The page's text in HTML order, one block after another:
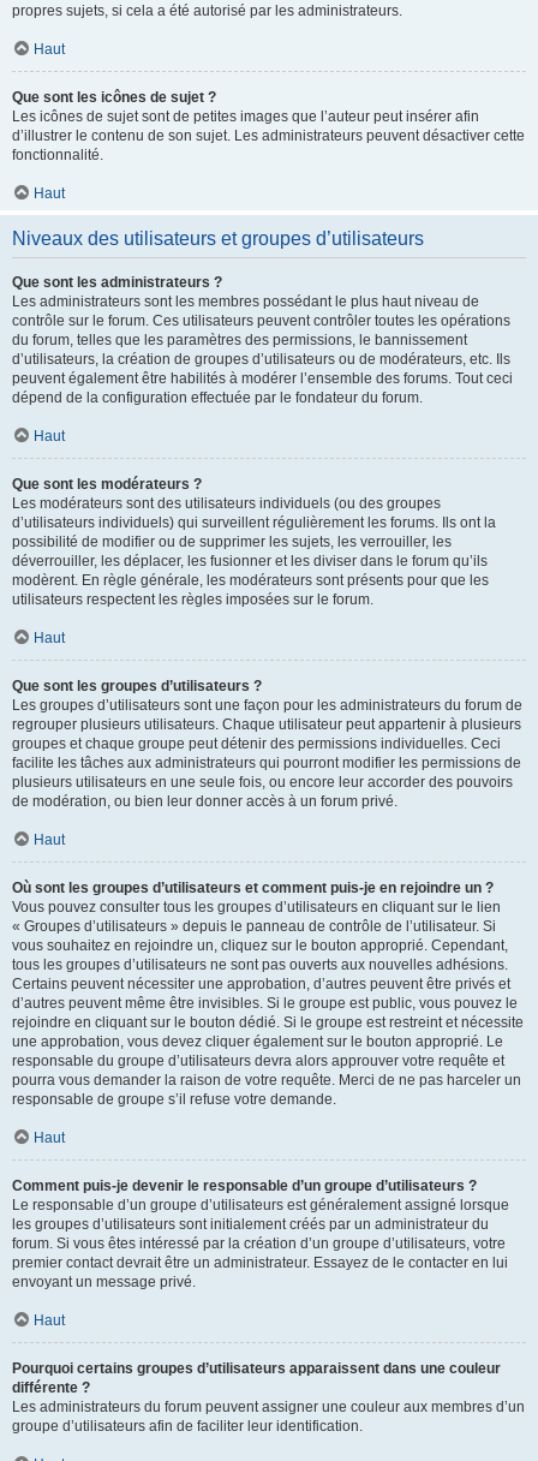
propres sujets, si cela a été autorisé par les administrateurs.
Haut
Que sont les icônes de sujet ?
Les icônes de sujet sont de petites images que l’auteur peut insérer afin
d’illustrer le contenu de son sujet. Les administrateurs peuvent désactiver cette
fonctionnalité.
Haut
Niveaux des utilisateurs et groupes d’utilisateurs
Que sont les administrateurs ?
Les administrateurs sont les membres possédant le plus haut niveau de
contrôle sur le forum. Ces utilisateurs peuvent contrôler toutes les opérations
du forum, telles que les paramètres des permissions, le bannissement
d’utilisateurs, la création de groupes d’utilisateurs ou de modérateurs, etc. Ils
peuvent également être habilités à modérer l’ensemble des forums. Tout ceci
dépend de la configuration effectuée par le fondateur du forum.
Haut
Que sont les modérateurs ?
Les modérateurs sont des utilisateurs individuels (ou des groupes
d’utilisateurs individuels) qui surveillent régulièrement les forums. Ils ont la
possibilité de modifier ou de supprimer les sujets, les verrouiller, les
déverrouiller, les déplacer, les fusionner et les diviser dans le forum qu’ils
modèrent. En règle générale, les modérateurs sont présents pour que les
utilisateurs respectent les règles imposées sur le forum.
Haut
Que sont les groupes d’utilisateurs ?
Les groupes d’utilisateurs sont une façon pour les administrateurs du forum de
regrouper plusieurs utilisateurs. Chaque utilisateur peut appartenir à plusieurs
groupes et chaque groupe peut détenir des permissions individuelles. Ceci
facilite les tâches aux administrateurs qui pourront modifier les permissions de
plusieurs utilisateurs en une seule fois, ou encore leur accorder des pouvoirs
de modération, ou bien leur donner accès à un forum privé.
Haut
Où sont les groupes d’utilisateurs et comment puis-je en rejoindre un ?
Vous pouvez consulter tous les groupes d’utilisateurs en cliquant sur le lien
« Groupes d’utilisateurs » depuis le panneau de contrôle de l’utilisateur. Si
vous souhaitez en rejoindre un, cliquez sur le bouton approprié. Cependant,
tous les groupes d’utilisateurs ne sont pas ouverts aux nouvelles adhésions.
Certains peuvent nécessiter une approbation, d’autres peuvent être privés et
d’autres peuvent même être invisibles. Si le groupe est public, vous pouvez le
rejoindre en cliquant sur le bouton dédié. Si le groupe est restreint et nécessite
une approbation, vous devez cliquer également sur le bouton approprié. Le
responsable du groupe d’utilisateurs devra alors approuver votre requête et
pourra vous demander la raison de votre requête. Merci de ne pas harceler un
responsable de groupe s’il refuse votre demande.
Haut
Comment puis-je devenir le responsable d’un groupe d’utilisateurs ?
Le responsable d’un groupe d’utilisateurs est généralement assigné lorsque
les groupes d’utilisateurs sont initialement créés par un administrateur du
forum. Si vous êtes intéressé par la création d’un groupe d’utilisateurs, votre
premier contact devrait être un administrateur. Essayez de le contacter en lui
envoyant un message privé.
Haut
Pourquoi certains groupes d’utilisateurs apparaissent dans une couleur
différente ?
Les administrateurs du forum peuvent assigner une couleur aux membres d’un
groupe d’utilisateurs afin de faciliter leur identification.